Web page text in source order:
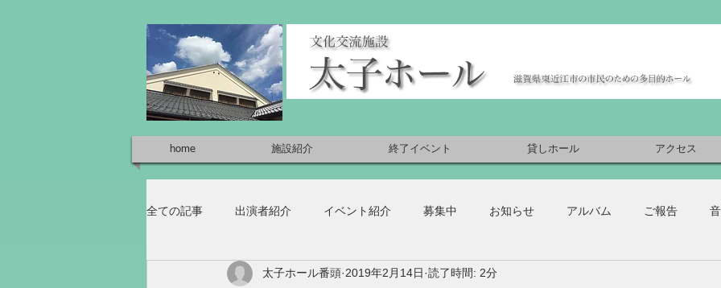
home 施設紹介 終了イベント 貸しホール アクセス
全ての記事 出演者紹介 イベント紹介 募集中 お知らせ アルバム ご報告
太子ホール番頭 2019年2月14日 読了時間: 2分